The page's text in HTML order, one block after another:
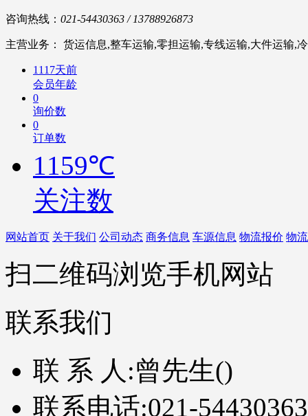
咨询热线： 021-54430363 / 13788926873
主营业务： 货运信息,整车运输,零担运输,专线运输,大件运输,
1117天前
会员年龄
0
询价数
0
订单数
1159℃
关注数
网站首页 关于我们 公司动态 商务信息 车源信息 物流报价 物
扫二维码浏览手机网站
联系我们
联 系 人:曾先生()
联系电话:021-